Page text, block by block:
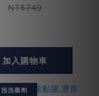
NT$749
加入購物車
洗藥劑